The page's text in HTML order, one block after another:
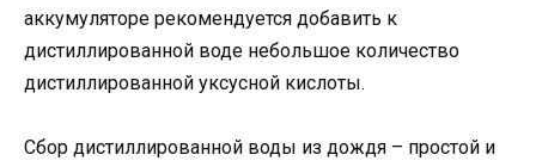
аккумуляторе рекомендуется добавить к
дистиллированной воде небольшое количество
дистиллированной уксусной кислоты.
Сбор дистиллированной воды из дождя – простой и